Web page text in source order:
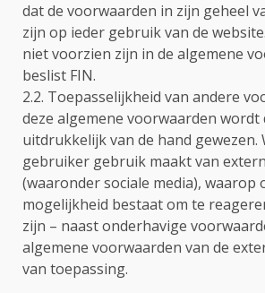
dat de voorwaarden in zijn geheel
zijn op ieder gebruik van de
niet voorzien zijn in de algemene
beslist FIN.
2.2. Toepasselijkheid van andere
deze algemene voorwaarden wordt
uitdrukkelijk van de hand gewezen.
gebruiker gebruik maakt van
(waaronder sociale media), waarop
mogelijkheid bestaat om te
zijn – naast onderhavige
algemene voorwaarden van de
van toepassing.